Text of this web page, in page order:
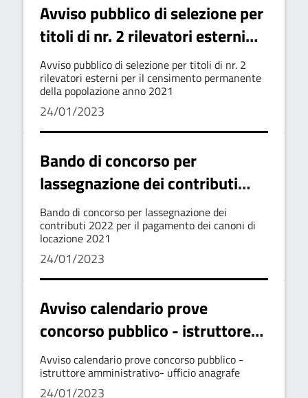
Avviso pubblico di selezione per
titoli di nr. 2 rilevatori esterni
per il censimento permanente
della popolazione anno 2021
Avviso pubblico di selezione per titoli di nr. 2
rilevatori esterni per il censimento permanente
della popolazione anno 2021
24/01/2023
Bando di concorso per
lassegnazione dei contributi
2022 per il pagamento dei
canoni di locazione 2021
Bando di concorso per lassegnazione dei
contributi 2022 per il pagamento dei canoni di
locazione 2021
24/01/2023
Avviso calendario prove
concorso pubblico - istruttore
amministrativo- ufficio
anagrafe
Avviso calendario prove concorso pubblico -
istruttore amministrativo- ufficio anagrafe
24/01/2023